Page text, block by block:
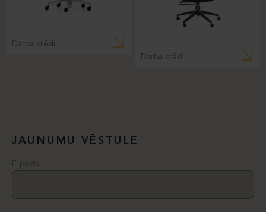
Darba krēsli
Darba krēsli
JAUNUMU VĒSTULE
E-pasts